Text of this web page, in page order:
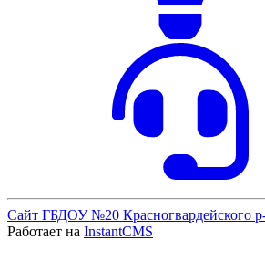
Сайт ГБДОУ №20 Красногвардейского
Работает на InstantCMS